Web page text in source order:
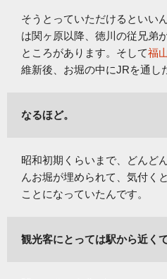
そうとっていただけるといい
は関ヶ原以降、徳川の従兄弟
ところがあります。そして福
維新後、お堀の中にJRを通し
なるほど。
昭和初期くらいまで、どんど
んお堀が埋められて、気付く
ことになっていたんです。
観光客にとっては駅から近く